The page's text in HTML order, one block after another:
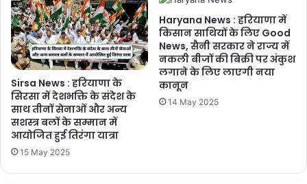
Sirsa News : हरियाणा के
सिरसा में देशभक्ति के संदेश के
साथ तीनों सेनाओं और अन्य
सशस्त्र बलों के सम्मान में
आयोजित हुई तिरंगा यात्रा
15 May 2025
Haryana News : हरियाणा में
किसान साथियों के लिए Good
News, सैनी सरकार ने राज्य में
नकली बीजों की बिक्री पर अंकुश
लगाने के लिए लाएगी नया
कानून
14 May 2025